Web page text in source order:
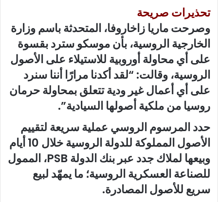
تحذيرات صريحة
وصرحت ماريا زاخاروفا، المتحدثة باسم وزارة
الخارجية الروسية، بأن موسكو سترد بقسوة
على أي محاولة أوروبية للاستيلاء على الأصول
الروسية، وقالت: “لقد أكدنا مرارًا أننا سنرد
على أي أعمال غير ودية تتعلق بمحاولة حرمان
روسيا من ملكية أصولها السيادية”.
حدد المرسوم الروسي عملية سريعة لتقييم
الأصول المملوكة للدولة الروسية خلال 10 أيام
وبيعها لملاك جدد عبر بنك الدولة PSB، الممول
للصناعة العسكرية الروسية؛ ما يمهّد لبيع
سريع للأصول المصادرة.